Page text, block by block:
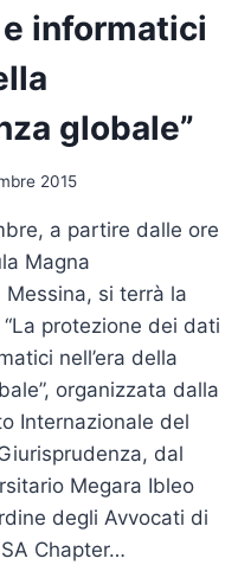
informatici
globale”
2015
a partire dalle ore
Magna
Messina, si terrà la
protezione dei dati
nell’era della
organizzata dalla
Internazionale del
dal
Megara Ibleo
degli Avvocati di
Chapter…